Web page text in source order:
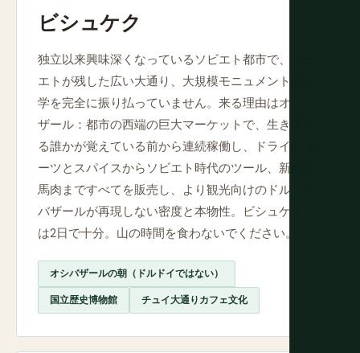
ビシュケク
独立以来興味深くなっているソビエト都市で、ソビ
エトが残した広い大通り、大規模モニュメントの美
学を完全に振り払っていません。来る理由はオシバ
ザール：都市の西端の巨大マーケットで、生きてい
る誰かが覚えている前から連続稼働し、ドライフル
ーツとスパイスからソビエト時代のツール、新鮮な
馬肉まですべてを販売し、より観光向けのドルドイ
バザールが再現しない密度と本物性。ビシュケクに
は2日で十分。山の時間を食わないでください。
オシバザールの朝（ドルドイではない）
国立歴史博物館 チュイ大通りカフェ文化